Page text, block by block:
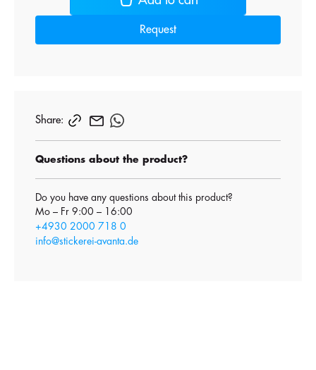
Request
Share:
Questions about the product?
Do you have any questions about this product?
Mo – Fr 9:00 – 16:00
+4930 2000 718 0
info@stickerei-avanta.de